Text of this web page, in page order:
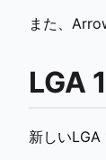
また、
LGA
新しいLGA